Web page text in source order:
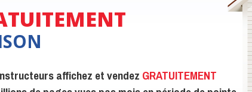
affichez et vendez GRATUITEMENT